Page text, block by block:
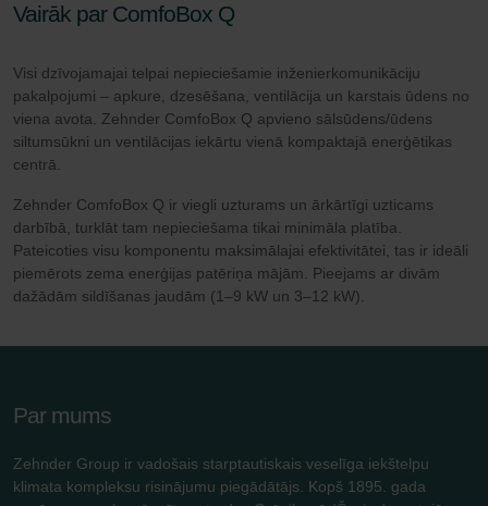
Vairāk par ComfoBox Q
Visi dzīvojamajai telpai nepieciešamie inženierkomunikāciju
pakalpojumi – apkure, dzesēšana, ventilācija un karstais ūdens no
viena avota. Zehnder ComfoBox Q apvieno sālsūdens/ūdens
siltumsūkni un ventilācijas iekārtu vienā kompaktajā enerģētikas
centrā.
Zehnder ComfoBox Q ir viegli uzturams un ārkārtīgi uzticams
darbībā, turklāt tam nepieciešama tikai minimāla platība.
Pateicoties visu komponentu maksimālajai efektivitātei, tas ir ideāli
piemērots zema enerģijas patēriņa mājām. Pieejams ar divām
dažādām sildīšanas jaudām (1–9 kW un 3–12 kW).
Par mums
Zehnder Group ir vadošais starptautiskais veselīga iekštelpu
klimata kompleksu risinājumu piegādātājs. Kopš 1895. gada